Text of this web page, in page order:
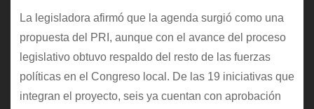
La legisladora afirmó que la agenda surgió como una
propuesta del PRI, aunque con el avance del proceso
legislativo obtuvo respaldo del resto de las fuerzas
políticas en el Congreso local. De las 19 iniciativas que
integran el proyecto, seis ya cuentan con aprobación